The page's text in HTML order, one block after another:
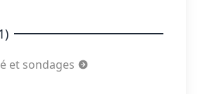
et sondages